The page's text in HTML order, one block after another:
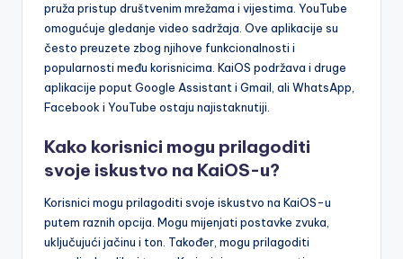
pruža pristup društvenim mrežama i vijestima. YouTube
omogućuje gledanje video sadržaja. Ove aplikacije su
često preuzete zbog njihove funkcionalnosti i
popularnosti među korisnicima. KaiOS podržava i druge
aplikacije poput Google Assistant i Gmail, ali WhatsApp,
Facebook i YouTube ostaju najistaknutiji.
Kako korisnici mogu prilagoditi
svoje iskustvo na KaiOS-u?
Korisnici mogu prilagoditi svoje iskustvo na KaiOS-u
putem raznih opcija. Mogu mijenjati postavke zvuka,
uključujući jačinu i ton. Također, mogu prilagoditi